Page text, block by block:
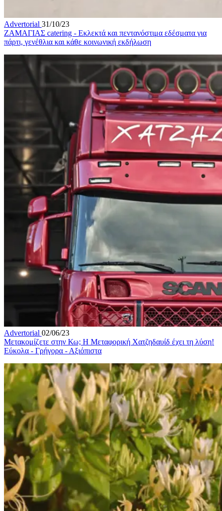
Advertorial 31/10/23
ΖΑΜΑΓΙΑΣ catering - Εκλεκτά και πεντανόστιμα εδέσματα για
πάρτι, γενέθλια και κάθε κοινωνική εκδήλωση
Advertorial 02/06/23
Μετακομίζετε στην Κω; Η Μεταφορική Χατζηδαυίδ έχει τη λύση!
Εύκολα - Γρήγορα - Αξιόπιστα